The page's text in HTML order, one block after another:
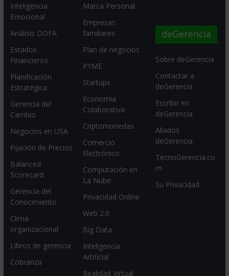
Inteligencia
Emocional
Análisis DOFA
Estados
Financieros
Planificación
Estratégica
Gerencia del
Cambio
Negocios en USA
Fijación de Precios
Balanced
Scorecard
Gerencia del
Conocimiento
Clima
organizacional
Libros de gerencia
Cobranza
Marca Personal
Empresas
familiares
Plan de negocios
PYME
Startups
Economia
Colaborativa
Criptomonedas
Comercio
Electrónico
Computación en
La Nube
Privacidad Online
Web 2.0
Big Data
Inteligencia
Artificial
Realidad Virtual
deGerencia
Sobre deGerencia
Contactar a
deGerencia
Escribir en
deGerencia
Aliados
deGerencia
TecnoGerencia.co
m
Su Privacidad